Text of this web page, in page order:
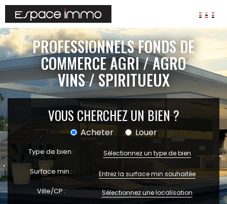
AGENCES
ANNONCES
VIAGER
IMMOBILIER D'ENTREPRISE
Locaux commerciaux
Bureaux
Fonds de commerces
FAIRE GÉRER
Garantie Loyers impayés
Assurances
PROFESSIONNELS FONDS DE
COMMERCE AGRI / AGRO
VINS / SPIRITUEUX
VOUS CHERCHEZ UN BIEN ?
Acheter Louer
Type de bien : Sélectionnez un type de bien
Surface min :
Ville/CP : Sélectionnez une localisation